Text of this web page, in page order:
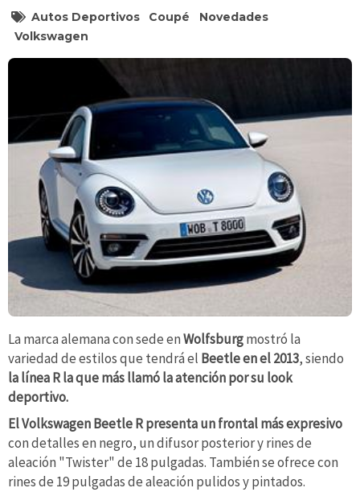
Autos Deportivos Coupé
Novedades
Volkswagen
La marca alemana con sede enWolfsburgmostró la
variedad de estilos que tendrá el Beetle en el 2013, siendo
la línea R la que más llamó la atención por su look
deportivo.
El Volkswagen Beetle R presentaun frontal más expresivo
con detalles en negro, un difusor posterior y rines de
aleación "Twister" de 18 pulgadas. También se ofrece con
rines de 19 pulgadas de aleación pulidos y pintados.